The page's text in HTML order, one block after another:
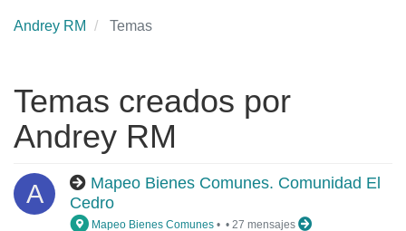
Andrey RM Temas
Temas creados por
Andrey RM
A
Mapeo Bienes Comunes. Comunidad El
Cedro
Mapeo Bienes Comunes • • 27 mensajes